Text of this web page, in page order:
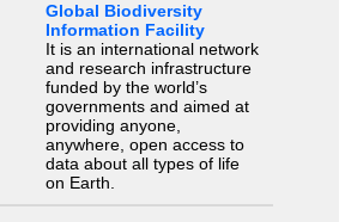
Global Biodiversity
Information Facility
It is an international network
and research infrastructure
funded by the world’s
governments and aimed at
providing anyone,
anywhere, open access to
data about all types of life
on Earth.